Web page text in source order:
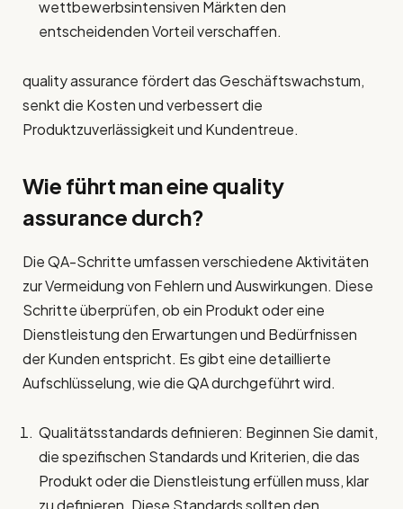
wettbewerbsintensiven Märkten den
entscheidenden Vorteil verschaffen.
quality assurance fördert das Geschäftswachstum,
senkt die Kosten und verbessert die
Produktzuverlässigkeit und Kundentreue.
Wie führt man eine quality
assurance durch?
Die QA-Schritte umfassen verschiedene Aktivitäten
zur Vermeidung von Fehlern und Auswirkungen. Diese
Schritte überprüfen, ob ein Produkt oder eine
Dienstleistung den Erwartungen und Bedürfnissen
der Kunden entspricht. Es gibt eine detaillierte
Aufschlüsselung, wie die QA durchgeführt wird.
Qualitätsstandards definieren: Beginnen Sie damit,
die spezifischen Standards und Kriterien, die das
Produkt oder die Dienstleistung erfüllen muss, klar
zu definieren. Diese Standards sollten den